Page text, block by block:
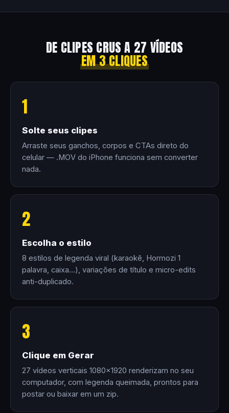
DE CLIPES CRUS A 27 VÍDEOS
EM 3 CLIQUES
1
Solte seus clipes
Arraste seus ganchos, corpos e CTAs direto do
celular — .MOV do iPhone funciona sem converter
nada.
2
Escolha o estilo
8 estilos de legenda viral (karaokê, Hormozi 1
palavra, caixa…), variações de título e micro-edits
anti-duplicado.
3
Clique em Gerar
27 vídeos verticais 1080×1920 renderizam no seu
computador, com legenda queimada, prontos para
postar ou baixar em um zip.